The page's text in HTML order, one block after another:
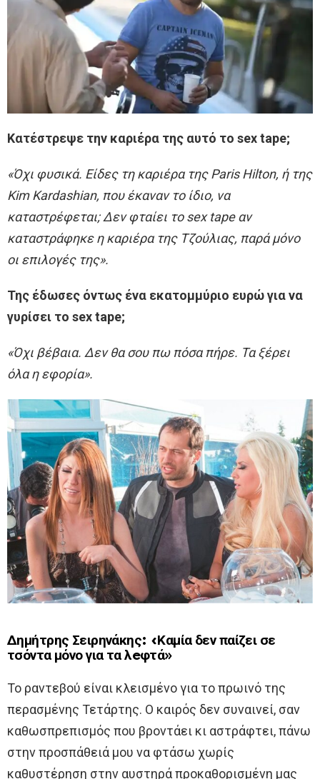
Κατέστρεψε την καριέρα της αυτό το sex tape;
«Όχι φυσικά. Είδες τη καριέρα της Paris Hilton, ή της
Kim Kardashian, που έκαναν το ίδιο, να
καταστρέφεται; Δεν φταίει το sex tape αν
καταστράφηκε η καριέρα της Τζούλιας, παρά μόνο
οι επιλογές της».
Της έδωσες όντως ένα εκατομμύριο ευρώ για να
γυρίσει το sex tape;
«Όχι βέβαια. Δεν θα σου πω πόσα πήρε. Τα ξέρει
όλα η εφορία».
Δημήτρης Σειρηνάκης: «Καμία δεν παίζει σε
τσόντα μόνο για τα λeφτά»
Το ραντεβού είναι κλεισμένο για το πρωινό της
περασμένης Τετάρτης. Ο καιρός δεν συναινεί, σαν
καθωσπρεπισμός που βροντάει κι αστράφτει, πάνω
στην προσπάθειά μου να φτάσω χωρίς
καθυστέρηση στην αυστηρά προκαθορισμένη μας